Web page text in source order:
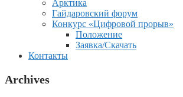
Арктика
Гайдаровский форум
Конкурс «Цифровой прорыв»
Положение
Заявка/Скачать
Контакты
Archives